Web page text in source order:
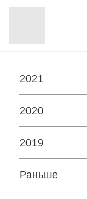
2021
2020
2019
Раньше